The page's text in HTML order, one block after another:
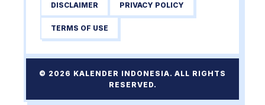
DISCLAIMER PRIVACY POLICY
TERMS OF USE
© 2026 KALENDER INDONESIA. ALL RIGHTS
RESERVED.